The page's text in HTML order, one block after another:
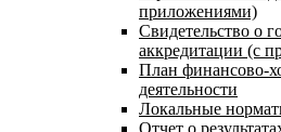
приложениями)
Свидетельство о
аккредитации (с
План финансово-
деятельности
Локальные
Отчет о